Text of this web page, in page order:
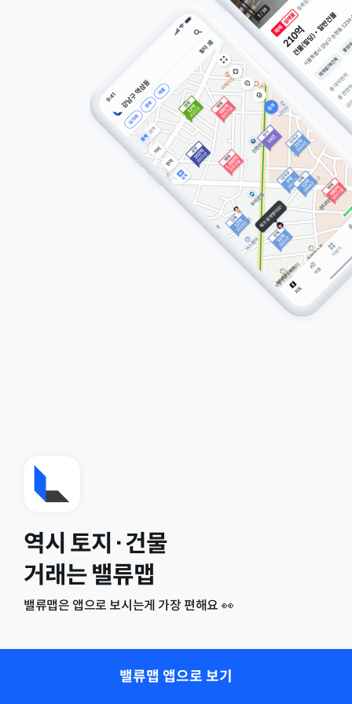
역시 토지·건물
거래는 밸류맵
밸류맵은 앱으로 보시는게 가장 편해요 👀
밸류맵 앱으로 보기